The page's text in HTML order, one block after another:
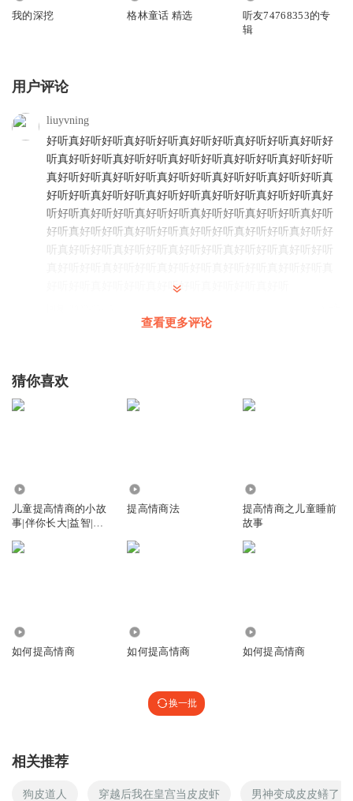
我的深挖 格林童话 精选
听友74768353的专
辑
用户评论
liuyvning
好听真好听好听真好听好听真好听好听真好听好听真好听好
听真好听好听真好听好听真好听好听真好听好听真好听好听
真好听好听真好听好听真好听好听真好听好听真好听好听真
好听好听真好听好听真好听好听真好听好听真好听好听真好
听好听真好听好听真好听好听真好听好听真好听好听真好听
好听真好听好听真好听好听真好听好听真好听好听真好听好
听真好听好听真好听好听真好听好听真好听好听真好听好听
好听好听真好听好听真好听好听真好听好听真好听
回复
皮皮睡前故事真好听
回复 2022-05-15 1
好听好听好听好听好听好听好听好听好听好听好听好听好听
查看更多评论
猜你喜欢
儿童提高情商的小故
事|伴你长大|益智|提
提高情商法
提高情商之儿童睡前
故事
如何提高情商 如何提高情商 如何提高情商
换一批
相关推荐
狗皮道人 穿越后我在皇宫当皮皮虾 男神变成皮皮鳝了